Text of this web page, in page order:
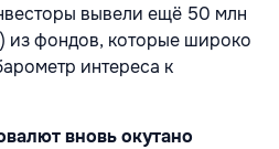
вывели ещё 50 млн
из фондов, которые широко
интереса к
вновь окутано